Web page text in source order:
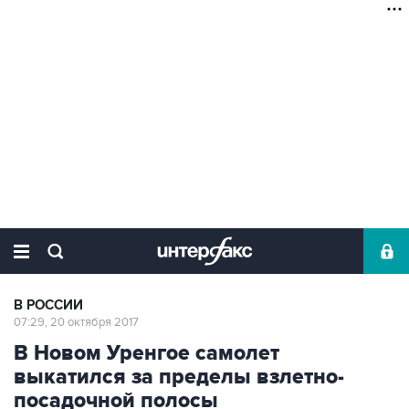
В РОССИИ
07:29, 20 октября 2017
В Новом Уренгое самолет
выкатился за пределы взлетно-
посадочной полосы